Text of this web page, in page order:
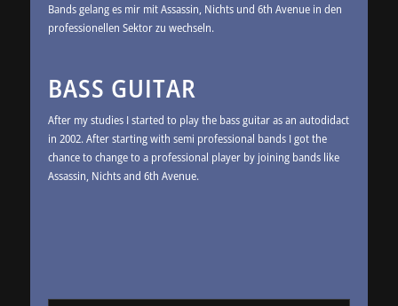
Bands gelang es mir mit Assassin, Nichts und 6th Avenue in den
professionellen Sektor zu wechseln.
BASS GUITAR
After my studies I started to play the bass guitar as an autodidact
in 2002. After starting with semi professional bands I got the
chance to change to a professional player by joining bands like
Assassin, Nichts and 6th Avenue.